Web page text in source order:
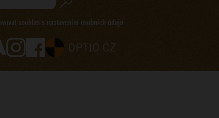
souhlas s nastavením osobních údajů